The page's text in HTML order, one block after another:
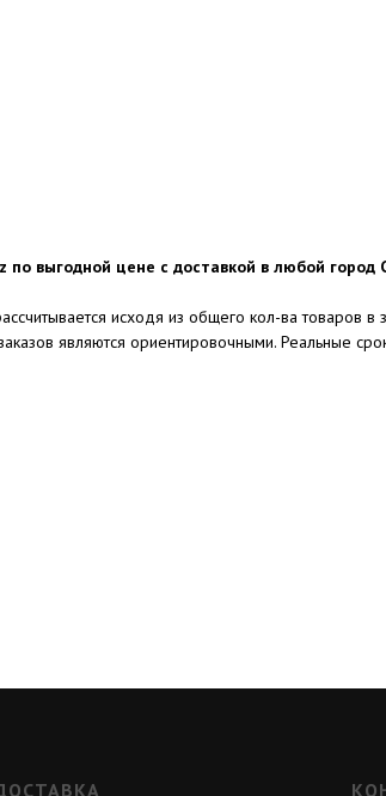
выгодной цене с доставкой в любой город
исходя из общего кол-ва товаров в
являются ориентировочными. Реальные